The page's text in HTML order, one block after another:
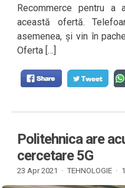
Recommerce pentru a
această ofertă.
asemenea, și vin în
Oferta […]
Politehnica are
cercetare 5G
23 Apr 2021 · TEHNOLOGIE ·